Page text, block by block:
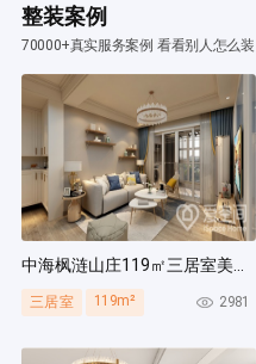
整装案例
70000+真实服务案例 看看别人怎么装
中海枫涟山庄119㎡三居室美式风装修案例
三居室 119m² 2981